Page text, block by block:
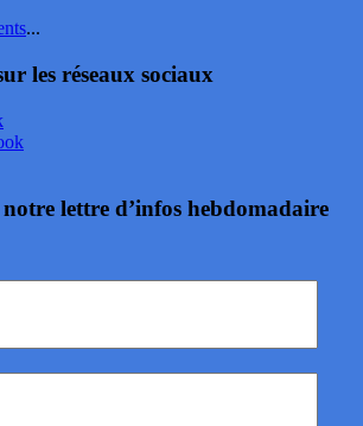
...
les réseaux sociaux
lettre d’infos hebdomadaire